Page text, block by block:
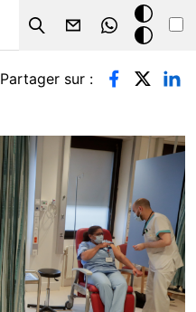
Search
Mode
sombre
Partager sur :